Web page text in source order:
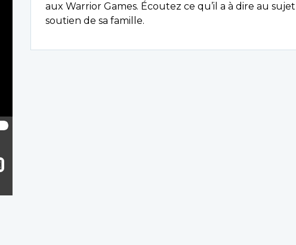
sous-
aux Warrior Games. Écoutez ce qu’il a à dire au
soutien de sa famille.